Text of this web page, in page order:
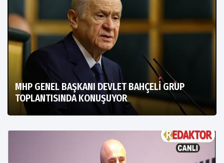
MHP GENEL BAŞKANI DEVLET BAHÇELİ GRUP
TOPLANTISINDA KONUŞUYOR